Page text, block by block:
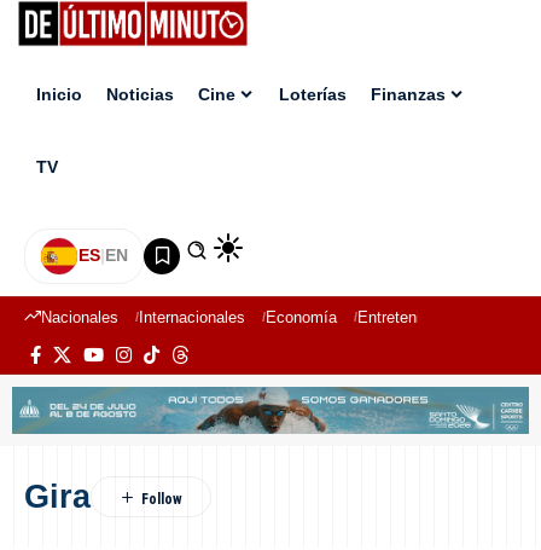
Inicio Noticias Cine Loterías Finanzas
TV
ES|EN
Nacionales Internacionales Economía Entretenimiento
Gira